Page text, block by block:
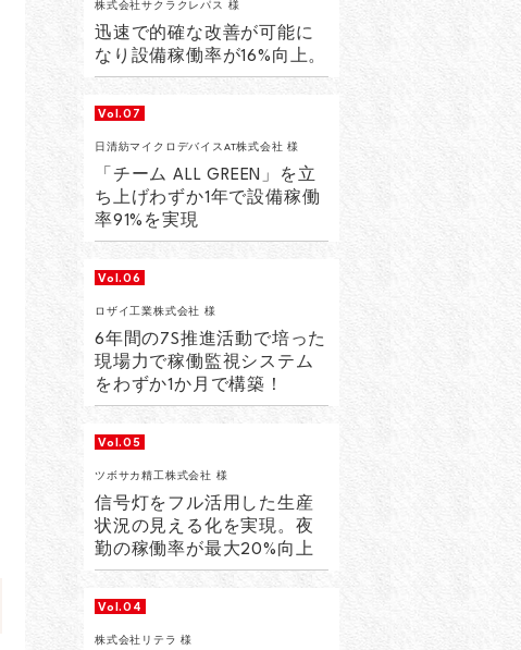
株式会社サクラクレパス 様
迅速で的確な改善が可能に
なり設備稼働率が16%向上。
Vol.07
日清紡マイクロデバイスAT株式会社 様
「チーム ALL GREEN」を立
ち上げわずか1年で設備稼働
率91%を実現
Vol.06
ロザイ工業株式会社 様
6年間の7S推進活動で培った
現場力で稼働監視システム
をわずか1か月で構築！
Vol.05
ツボサカ精工株式会社 様
信号灯をフル活用した生産
状況の見える化を実現。夜
勤の稼働率が最大20%向上
Vol.04
株式会社リテラ 様